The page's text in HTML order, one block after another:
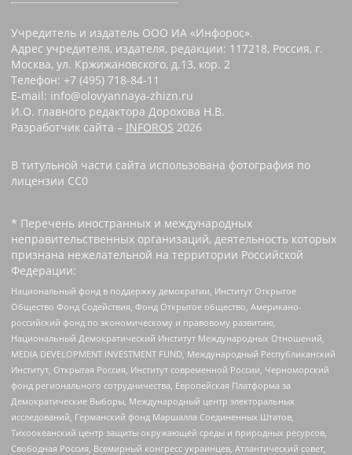
Учредитель и издатель ООО ИА «Инфорос».
Адрес учредителя, издателя, редакции: 117218, Россия, г.
Москва, ул. Кржижановского, д.13, кор. 2
Телефон: +7 (495) 718-84-11
E-mail: info@olovyannaya-zhizn.ru
И.О. главного редактора Дорохова Н.В.
Разработчик сайта – INFOROS 2026
В титульной части сайта использована фотография по
лицензии CC0 ‌
* Перечень иностранных и международных
неправительственных организаций, деятельность которых
признана нежелательной на территории Российской
Федерации:
Национальный фонд в поддержку демократии, Институт Открытое
Общество Фонд Содействия, Фонд Открытое общество, Американо-
российский фонд по экономическому и правовому развитию,
Национальный Демократический Институт Международных Отношений,
MEDIA DEVELOPMENT INVESTMENT FUND, Международный Республиканский
Институт, Открытая Россия, Институт современной России, Черноморский
фонд регионального сотрудничества, Европейская Платформа за
Демократические Выборы, Международный центр электоральных
исследований, Германский фонд Маршалла Соединенных Штатов,
Тихоокеанский центр защиты окружающей среды и природных ресурсов,
Свободная Россия, Всемирный конгресс украинцев, Атлантический совет,